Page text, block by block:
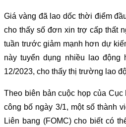
Giá vàng đã lao dốc thời điểm
cho thấy số đơn xin trợ cấp thất
tuần trước giảm mạnh hơn dự
này tuyển dụng nhiều lao động
12/2023, cho thấy thị trường lao
Theo biên bản cuộc họp của
công bố ngày 3/1, một số thành
Liên bang (FOMC) cho biết có